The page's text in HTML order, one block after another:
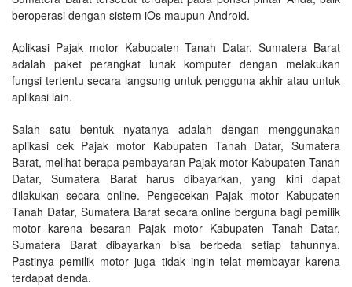
beroperasi dengan sistem iOs maupun Android.
Aplikasi Pajak motor Kabupaten Tanah Datar, Sumatera Barat
adalah paket perangkat lunak komputer dengan melakukan
fungsi tertentu secara langsung untuk pengguna akhir atau untuk
aplikasi lain.
Salah satu bentuk nyatanya adalah dengan menggunakan
aplikasi cek Pajak motor Kabupaten Tanah Datar, Sumatera
Barat, melihat berapa pembayaran Pajak motor Kabupaten Tanah
Datar, Sumatera Barat harus dibayarkan, yang kini dapat
dilakukan secara online. Pengecekan Pajak motor Kabupaten
Tanah Datar, Sumatera Barat secara online berguna bagi pemilik
motor karena besaran Pajak motor Kabupaten Tanah Datar,
Sumatera Barat dibayarkan bisa berbeda setiap tahunnya.
Pastinya pemilik motor juga tidak ingin telat membayar karena
terdapat denda.